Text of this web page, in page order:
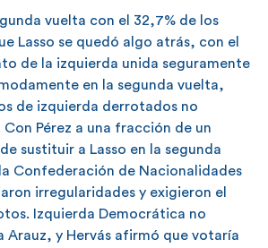
vuelta con el 32,7% de los
Lasso se quedó algo atrás, con el
de la izquierda unida seguramente
en la segunda vuelta,
de izquierda derrotados no
Con Pérez a una fracción de un
sustituir a Lasso en la segunda
Confederación de Nacionalidades
irregularidades y exigieron el
Izquierda Democrática no
Arauz, y Hervás afirmó que votaría